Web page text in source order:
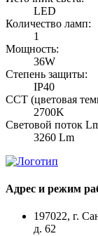
LED
Количество ламп:
1
Мощность:
36W
Степень защиты:
IP40
CCT (цветовая
2700K
Световой поток
3260 Lm
Адрес и режим
197022, г.
д. 62